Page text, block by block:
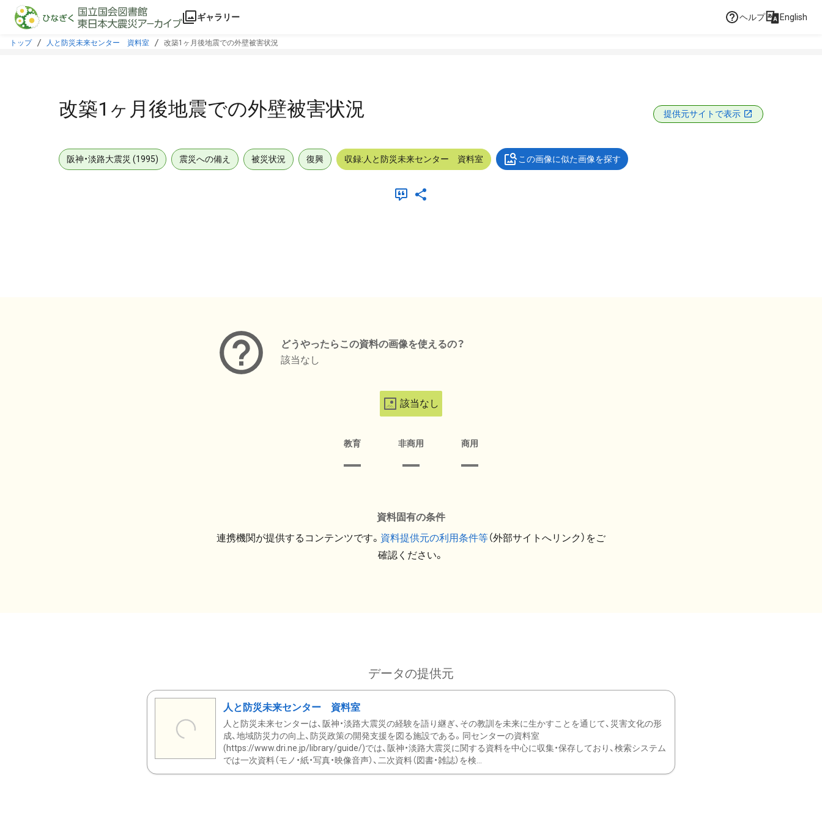
本文に飛ぶ
ギャラリー ヘルプ English
トップ 人と防災未来センター 資料室 改築1ヶ月後地震での外壁被害状況
改築1ヶ月後地震での外壁被害状況 提供元サイトで表示
阪神・淡路大震災 (1995) 震災への備え 被災状況 復興 収録:人と防災未来センター 資料室 この画像に似た画像を探す
どうやったらこの資料の画像を使えるの？
該当なし
該当なし
教育 非商用 商用
資料固有の条件
連携機関が提供するコンテンツです。 資料提供元の利用条件等（外部サイトへリンク）をご
確認ください。
データの提供元
人と防災未来センター 資料室
人と防災未来センターは、阪神・淡路大震災の経験を語り継ぎ、その教訓を未来に生かすことを通じて、災害文化の形
成、地域防災力の向上、防災政策の開発支援を図る施設である。同センターの資料室
(https://www.dri.ne.jp/library/guide/)では、阪神・淡路大震災に関する資料を中心に収集・保存しており、検索システム
では一次資料（モノ・紙・写真・映像音声）、二次資料（図書・雑誌）を検...